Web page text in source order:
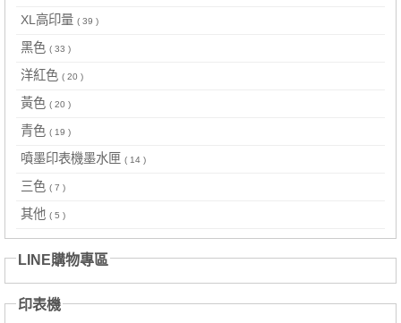
XL高印量 ( 39 )
黑色 ( 33 )
洋紅色 ( 20 )
黃色 ( 20 )
青色 ( 19 )
噴墨印表機墨水匣 ( 14 )
三色 ( 7 )
其他 ( 5 )
LINE購物專區
印表機